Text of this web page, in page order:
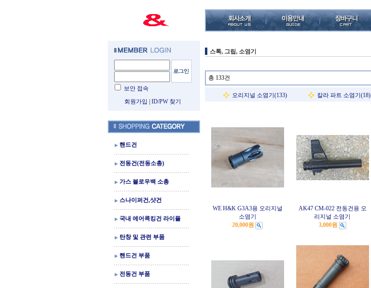
보안 접속
회원가입
ID/PW 찾기
핸드건
전동건(전동소총)
가스 블로우백 소총
스나이퍼건,샷건
국내 에어콕킹건 라이플
탄창 및 관련 부품
핸드건 부품
전동건 부품
스톡, 그립, 소염기
총 133건
오리지널 소염기(133) 칼라 파트 소염기(18)
WE H&K G3A3용 오리지널
소염기
20,000원
AK47 CM-022 전동건용 오
리지널 소염기
3,000원